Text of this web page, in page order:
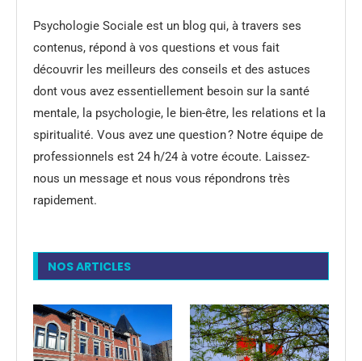
Psychologie Sociale est un blog qui, à travers ses
contenus, répond à vos questions et vous fait
découvrir les meilleurs des conseils et des astuces
dont vous avez essentiellement besoin sur la santé
mentale, la psychologie, le bien-être, les relations et la
spiritualité. Vous avez une question ? Notre équipe de
professionnels est 24 h/24 à votre écoute. Laissez-
nous un message et nous vous répondrons très
rapidement.
NOS ARTICLES